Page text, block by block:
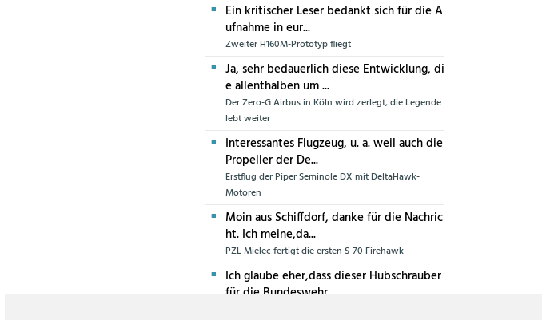
Ein kritischer Leser bedankt sich für die A
ufnahme in eur...
Zweiter H160M-Prototyp fliegt
Ja, sehr bedauerlich diese Entwicklung, di
e allenthalben um ...
Der Zero-G Airbus in Köln wird zerlegt, die Legende
lebt weiter
Interessantes Flugzeug, u. a. weil auch die
Propeller der De...
Erstflug der Piper Seminole DX mit DeltaHawk-
Motoren
Moin aus Schiffdorf, danke für die Nachric
ht. Ich meine,da...
PZL Mielec fertigt die ersten S-70 Firehawk
Ich glaube eher,dass dieser Hubschrauber
für die Bundeswehr...